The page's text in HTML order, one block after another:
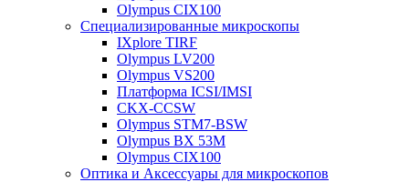
Olympus CIX100
Специализированные микроскопы
IXplore TIRF
Olympus LV200
Olympus VS200
Платформа ICSI/IMSI
CKX-CCSW
Olympus STM7-BSW
Olympus BX 53M
Olympus CIX100
Оптика и Аксессуары для микроскопов